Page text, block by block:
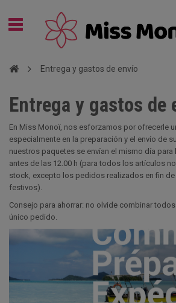
Entrega y gastos de envío
Entrega y gastos de
En Miss Monoï, nos esforzamos por ofrecerle
especialmente en la preparación y el envío de
nuestros paquetes se envían el mismo día
antes de las 12.00 h (para todos los artículos
stock, excepto los pedidos realizados en fin de
festivos).
Consejo para ahorrar: no olvide combinar
único pedido.